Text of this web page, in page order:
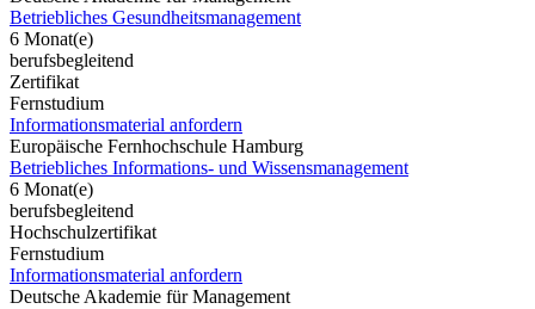
Betriebliches Gesundheitsmanagement
6 Monat(e)
berufsbegleitend
Zertifikat
Fernstudium
Informationsmaterial anfordern
Europäische Fernhochschule Hamburg
Betriebliches Informations- und Wissensmanagement
6 Monat(e)
berufsbegleitend
Hochschulzertifikat
Fernstudium
Informationsmaterial anfordern
Deutsche Akademie für Management